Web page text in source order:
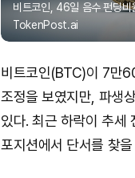
비트코인, 46일 음수 펀딩
TokenPost.ai
비트코인(BTC)이 7만
조정을 보였지만, 파생
있다. 최근 하락이 추세
포지션에서 단서를 찾